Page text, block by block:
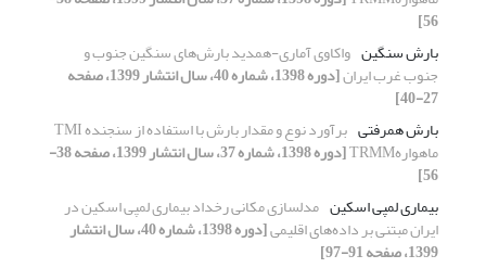
56]
بارش سنگین واکاوی آماری-همدید بارش‌های سنگین جنوب و
جنوب غرب ایران [دوره 1398، شماره 40، سال انتشار 1399، صفحه
27-40]
بارش همرفتی
برآورد نوع و مقدار بارش با استفاده از سنجنده TMI
ماهوارهTRMM [دوره 1398، شماره 37، سال انتشار 1399، صفحه 38-
56]
بیماری لمپی اسکین مدلسازی مکانی رخداد بیماری لمپی اسکین در
ایران مبتنی بر داده‌های اقلیمی [دوره 1398، شماره 40، سال انتشار
1399، صفحه 91-97]